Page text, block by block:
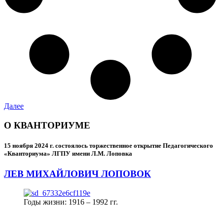
Далее
О КВАНТОРИУМЕ
15 ноября 2024 г. состоялось торжественное открытие Педагогического
«Кванториума» ЛГПУ имени Л.М. Лоповка
ЛЕВ МИХАЙЛОВИЧ ЛОПОВОК
Годы жизни: 1916 – 1992 гг.